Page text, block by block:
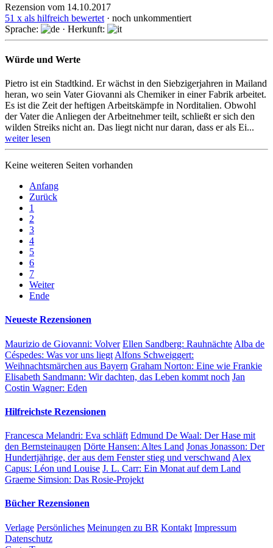
Rezension vom 14.10.2017
51 x als hilfreich bewertet· noch unkommentiert
Sprache:
· Herkunft:
Würde und Werte
Pietro ist ein Stadtkind. Er wächst in den Siebziger­jahren in Mailand
heran, wo sein Vater Giovanni als Chemiker in einer Fabrik arbeitet.
Es ist die Zeit der heftigen Arbeits­kämpfe in Nord­italien. Obwohl
der Vater die Anliegen der Arbeit­nehmer teilt, schließt er sich den
wilden Streiks nicht an. Das liegt nicht nur daran, dass er als Ei...
weiter lesen
Keine weiteren Seiten vorhanden
Anfang
Zurück
1
2
3
4
5
6
7
Weiter
Ende
Neueste Rezensionen
Maurizio de Giovanni: Volver Ellen Sandberg: Rauhnächte Alba de
Céspedes: Was vor uns liegt Alfons Schweiggert:
Weihnachtsmärchen aus Bayern Graham Norton: Eine wie Frankie
Elisabeth Sandmann: Wir dachten, das Leben kommt noch Jan
Costin Wagner: Eden
Hilfreichste Rezensionen
Francesca Melandri: Eva schläft Edmund De Waal: Der Hase mit
den Bernsteinaugen Dörte Hansen: Altes Land Jonas Jonasson: Der
Hundertjährige, der aus dem Fenster stieg und verschwand Alex
Capus: Léon und Louise J. L. Carr: Ein Monat auf dem Land
Graeme Simsion: Das Rosie-Projekt
Bücher Rezensionen
Verlage Persönliches Meinungen zu BR Kontakt Impressum
Datenschutz